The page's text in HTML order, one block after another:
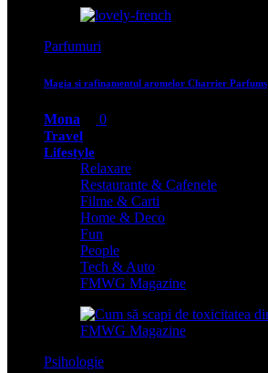
Parfumuri
Magia si rafinamentul aromelor Charrier Parfums
Mona 0
Travel
Lifestyle
Relaxare
Restaurante & Cafenele
Filme & Carti
Home & Deco
Fun
People
Tech & Auto
FMWG Magazine
Psihologie